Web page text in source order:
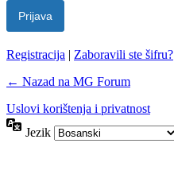
Registracija | Zaboravili ste šifru?
← Nazad na MG Forum
Uslovi korištenja i privatnost
Jezik